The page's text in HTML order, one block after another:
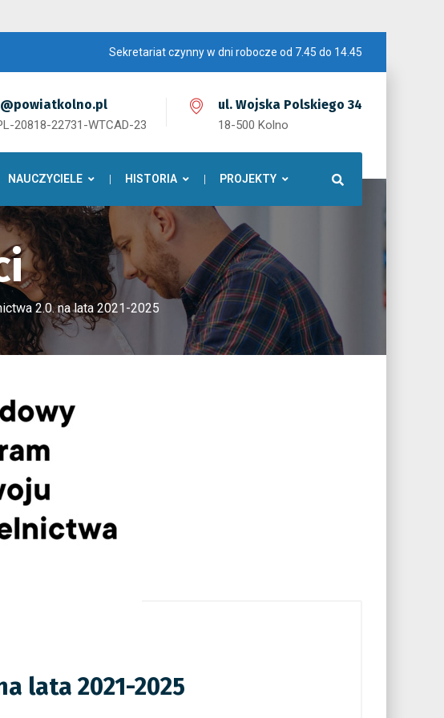
Sekretariat czynny w dni robocze od 7.45 do 14.45
20818-22731-WTCAD-23
ul. Wojska Polskiego 34
18-500 Kolno
NAUCZYCIELE HISTORIA PROJEKTY
2.0. na lata 2021-2025
lata 2021-2025